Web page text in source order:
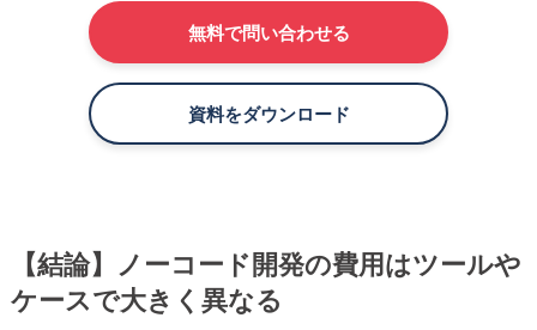
無料で問い合わせる
資料をダウンロード
【結論】ノーコード開発の費用はツールや
ケースで大きく異なる